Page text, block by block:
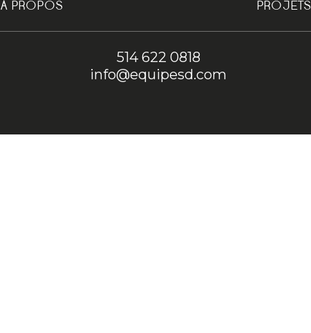
À PROPOS PROJETS
514 622 0818
info@equipesd.com